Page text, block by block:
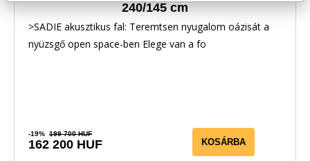
240/145 cm
>SADIE akusztikus fal: Teremtsen nyugalom oázisát a
nyüzsgő open space-ben Elege van a fo
-19% 199 700 HUF
162 200 HUF KOSÁRBA